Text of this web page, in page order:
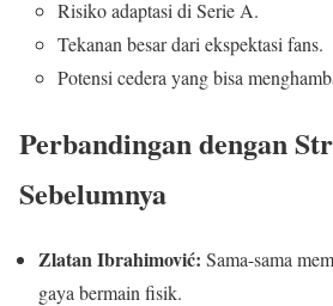
Risiko adaptasi di Serie A.
Tekanan besar dari ekspektasi fans.
Potensi cedera yang bisa
Perbandingan dengan
Sebelumnya
Zlatan Ibrahimović: Sama-sama
gaya bermain fisik.